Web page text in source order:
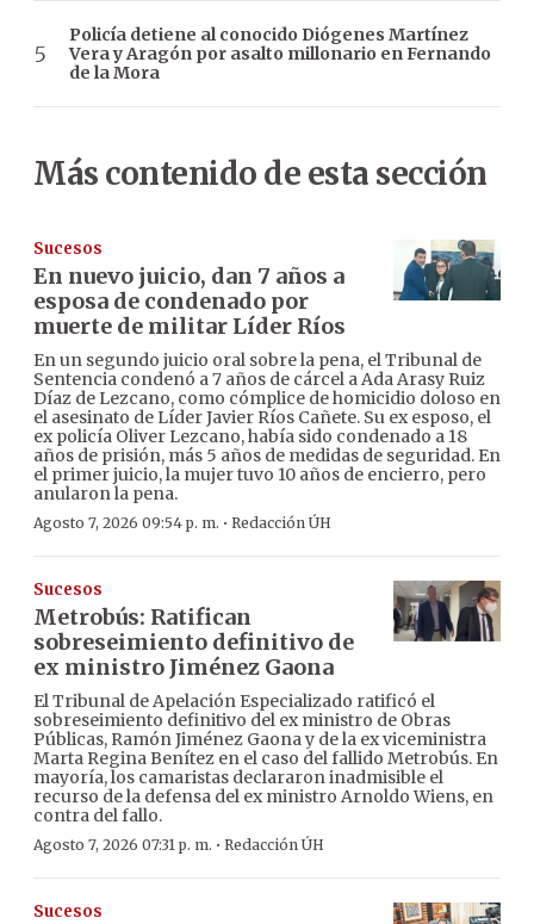
Policía detiene al conocido Diógenes Martínez
Vera y Aragón por asalto millonario en Fernando
de la Mora
Más contenido de esta sección
Sucesos
En nuevo juicio, dan 7 años a
esposa de condenado por
muerte de militar Líder Ríos
En un segundo juicio oral sobre la pena, el Tribunal de
Sentencia condenó a 7 años de cárcel a Ada Arasy Ruiz
Díaz de Lezcano, como cómplice de homicidio doloso en
el asesinato de Líder Javier Ríos Cañete. Su ex esposo, el
ex policía Oliver Lezcano, había sido condenado a 18
años de prisión, más 5 años de medidas de seguridad. En
el primer juicio, la mujer tuvo 10 años de encierro, pero
anularon la pena.
Agosto 7, 2026 09:54 p. m. · Redacción ÚH
Sucesos
Metrobús: Ratifican
sobreseimiento definitivo de
ex ministro Jiménez Gaona
El Tribunal de Apelación Especializado ratificó el
sobreseimiento definitivo del ex ministro de Obras
Públicas, Ramón Jiménez Gaona y de la ex viceministra
Marta Regina Benítez en el caso del fallido Metrobús. En
mayoría, los camaristas declararon inadmisible el
recurso de la defensa del ex ministro Arnoldo Wiens, en
contra del fallo.
Agosto 7, 2026 07:31 p. m. · Redacción ÚH
Sucesos